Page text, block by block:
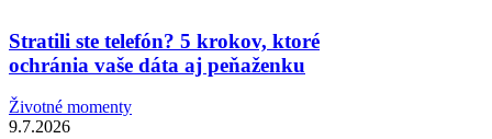
Stratili ste telefón? 5 krokov, ktoré
ochránia vaše dáta aj peňaženku
Životné momenty
9.7.2026